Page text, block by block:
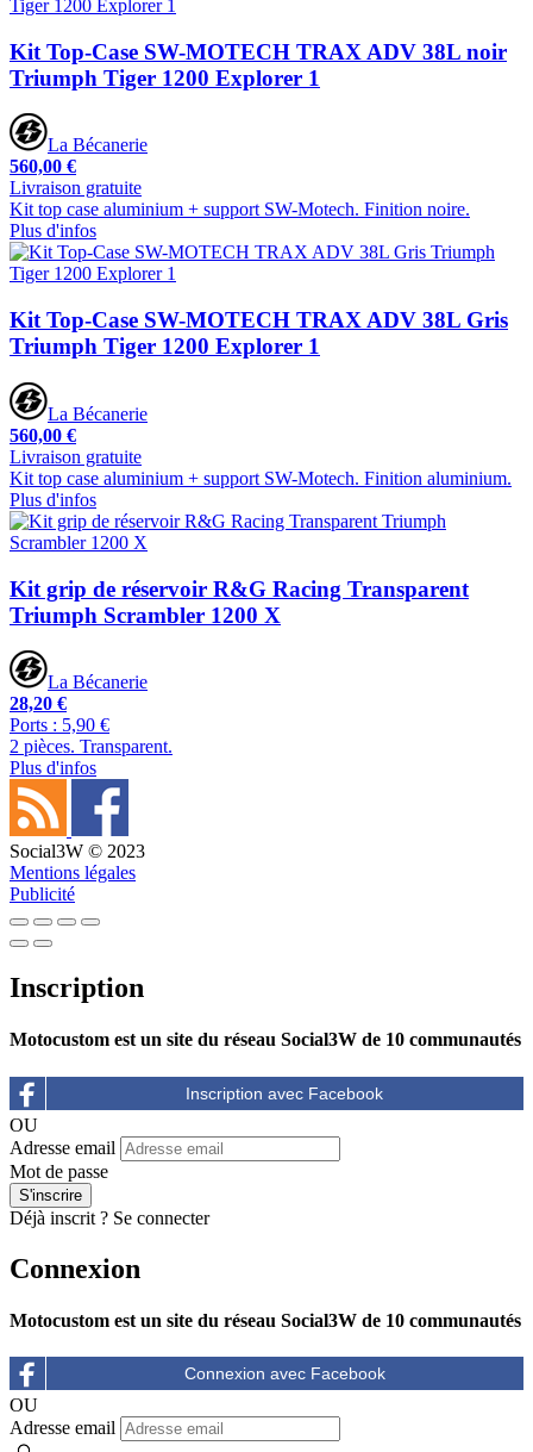
Kit Top-Case SW-MOTECH TRAX ADV 38L noir
Triumph Tiger 1200 Explorer 1
La Bécanerie
560,00 €
Livraison gratuite
Kit top case aluminium + support SW-Motech. Finition noire.
Plus d'infos
Kit Top-Case SW-MOTECH TRAX ADV 38L Gris
Triumph Tiger 1200 Explorer 1
La Bécanerie
560,00 €
Livraison gratuite
Kit top case aluminium + support SW-Motech. Finition aluminium.
Plus d'infos
Kit grip de réservoir R&G Racing Transparent
Triumph Scrambler 1200 X
La Bécanerie
28,20 €
Ports : 5,90 €
2 pièces. Transparent.
Plus d'infos
Social3W © 2023
Mentions légales
Publicité
Inscription
Motocustom est un site du réseau Social3W de 10 communautés
OU
Adresse email
Mot de passe
Déjà inscrit ? Se connecter
Connexion
Motocustom est un site du réseau Social3W de 10 communautés
OU
Adresse email